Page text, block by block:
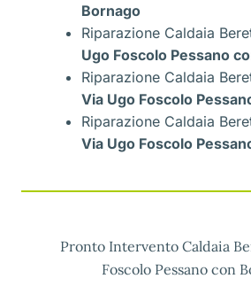
Bornago
Riparazione Caldaia
Ugo Foscolo Pessano
Riparazione Caldaia
Via Ugo Foscolo
Riparazione Caldaia
Via Ugo Foscolo
Pronto Intervento Caldaia
Foscolo Pessano con